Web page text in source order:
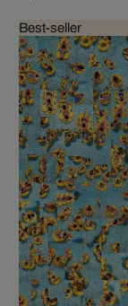
Best-seller